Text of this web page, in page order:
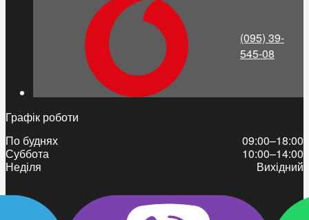
(095) 39-
545-08
Графік роботи
По буднях
09:00–18:00
Суббота
10:00–14:00
Неділя
Вихідний